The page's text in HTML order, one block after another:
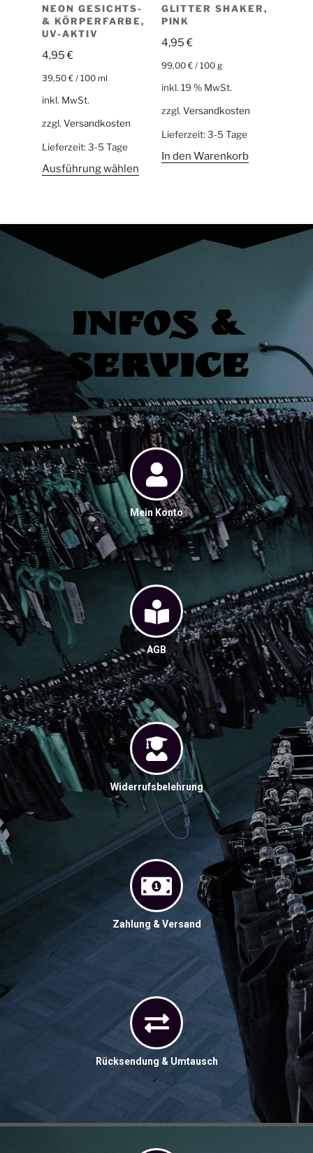
NEON GESICHTS-
& KÖRPERFARBE,
UV-AKTIV
4,95€
39,50 € / 100 ml
inkl. MwSt.
zzgl. Versandkosten
Lieferzeit: 3-5 Tage
Ausführung wählen
GLITTER SHAKER,
PINK
4,95€
99,00 €/ 100 g
inkl. 19 % MwSt.
zzgl. Versandkosten
Lieferzeit: 3-5 Tage
In den Warenkorb
Infos &
Service
Mein Konto
AGB
Widerrufsbelehrung
Zahlung & Versand
Rücksendung & Umtausch